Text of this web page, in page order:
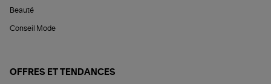
Beauté
Conseil Mode
OFFRES ET TENDANCES